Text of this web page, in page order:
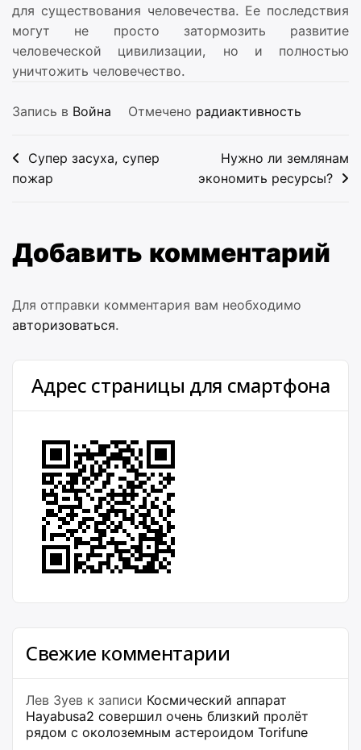
для существования человечества. Ее последствия
могут не просто затормозить развитие
человеческой цивилизации, но и полностью
уничтожить человечество.
Запись в Война Отмечено радиактивность
Навигация
по
Супер засуха, супер
пожар
Нужно ли землянам
экономить ресурсы?
Добавить комментарий
Для отправки комментария вам необходимо
авторизоваться.
Адрес страницы для смартфона
Свежие комментарии
Лев Зуев к записи Космический аппарат
Hayabusa2 совершил очень близкий пролёт
рядом с околоземным астероидом Torifune